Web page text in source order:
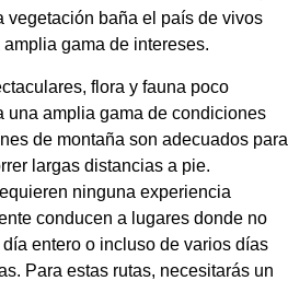
vegetación baña el país de vivos
gama de intereses.
flora y fauna poco
una amplia gama de condiciones
de montaña son adecuados para
largas distancias a pie.
ninguna experiencia
conducen a lugares donde no
entero o incluso de varios días
Para estas rutas, necesitarás un